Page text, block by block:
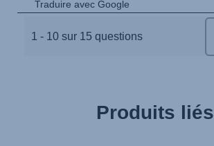
Produits liés